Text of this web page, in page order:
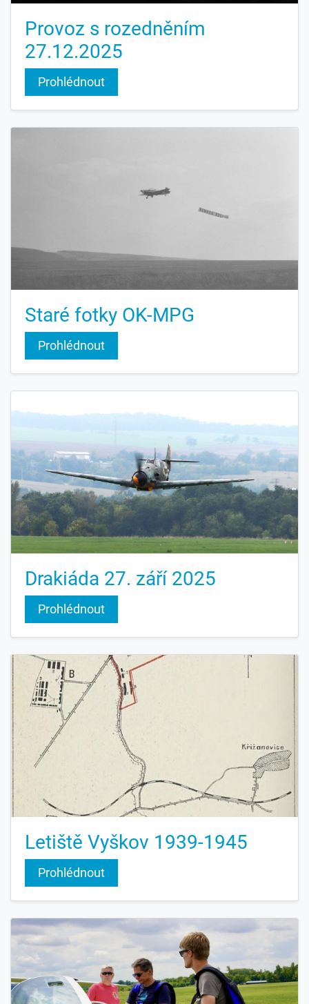
Provoz s rozedněním
27.12.2025
Prohlédnout
Staré fotky OK-MPG
Prohlédnout
Drakiáda 27. ‎září ‎2025
Prohlédnout
Letiště Vyškov 1939-1945
Prohlédnout